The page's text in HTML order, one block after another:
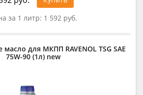
за 1 литр: 1 592 руб.
для МКПП RAVENOL TSG SAE
75W-90 (1л) new